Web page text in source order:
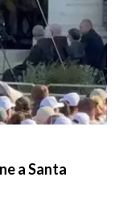
a Santa